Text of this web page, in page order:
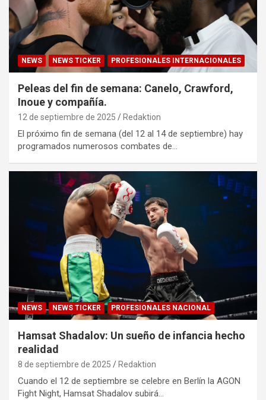
NEWS NEWS TICKER PROFESIONALES INTERNACIONALES
Peleas del fin de semana: Canelo, Crawford,
Inoue y compañía.
12 de septiembre de 2025 Redaktion
El próximo fin de semana (del 12 al 14 de septiembre) hay
programados numerosos combates de…
NEWS NEWS TICKER PROFESIONALES NACIONAL
Hamsat Shadalov: Un sueño de infancia hecho
realidad
8 de septiembre de 2025 Redaktion
Cuando el 12 de septiembre se celebre en Berlín la AGON
Fight Night, Hamsat Shadalov subirá…